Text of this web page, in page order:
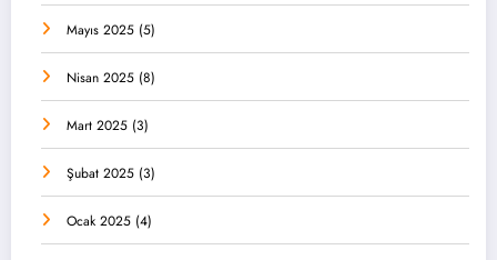
Mayıs 2025 (5)
Nisan 2025 (8)
Mart 2025 (3)
Şubat 2025 (3)
Ocak 2025 (4)